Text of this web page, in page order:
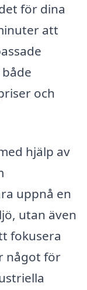
för dina
att
och
hjälp av
uppnå en
utan även
fokusera
något för